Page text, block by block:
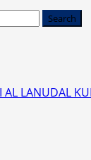
LANUDAL